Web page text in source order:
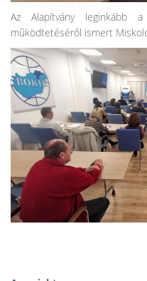
Az Alapítvány leginkább
működtetéséről ismert